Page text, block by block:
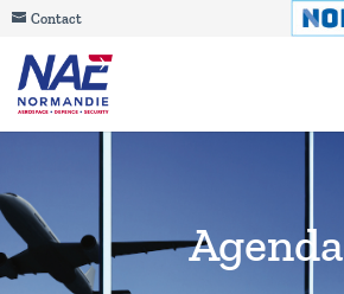
Contact
Agenda